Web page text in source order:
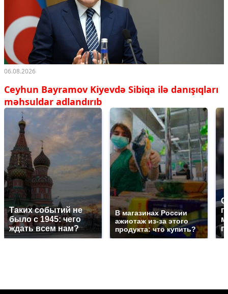
06.08.2026
Ceyhun Bayramov Kiyevdə Sibiqa ilə danışıqları
məhsuldar adlandırıb
Таких событий не
было с 1945: чего
ждать всем нам?
В магазинах России
ажиотаж из-за этого
продукта: что купить?